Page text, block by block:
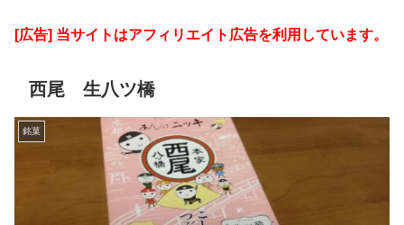
[広告] 当サイトはアフィリエイト広告を利用しています。
西尾 生八ツ橋
銘菓